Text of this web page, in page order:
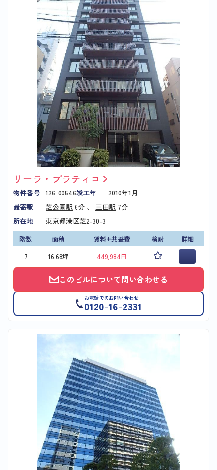
サーラ・プラティコ
物件番号 126-00546竣工年
2010年1月
最寄駅
芝公園駅 6分 、 三田駅 7分
所在地
東京都港区芝2-30-3
階数 面積 賃料+共益費 検討
詳細
7
16.68坪 449,984円
このビルについて問い合わせる
お電話でのお問い合わせ
0120-16-2331